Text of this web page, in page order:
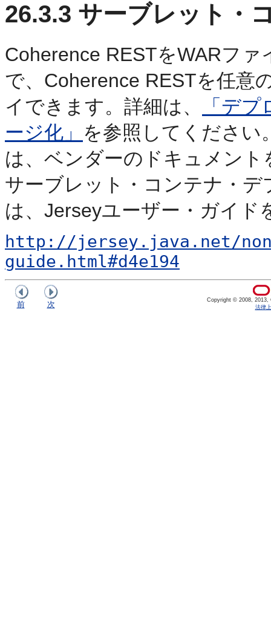
26.3.3 サーブレット・
Coherence RESTをWARフ
で、Coherence RESTを任意
イできます。詳細は、
「デ
ージ化」 を参照してください
は、ベンダーのドキュメン
サーブレット・コンテナ・
は、Jerseyユーザー・ガイド
http://jersey.java.net/
guide.html#d4e194
前 次
Copyright © 2008, 2013,
法律